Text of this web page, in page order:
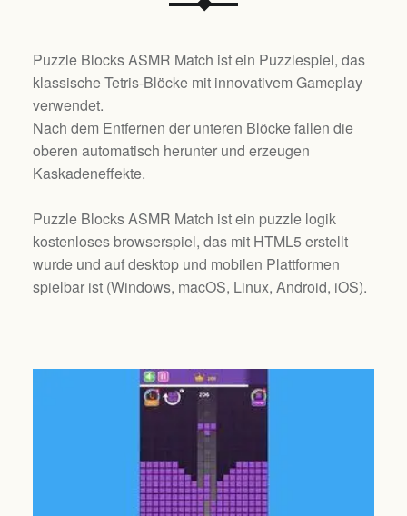
Puzzle Blocks ASMR Match ist ein Puzzlespiel, das
klassische Tetris-Blöcke mit innovativem Gameplay
verwendet.
Nach dem Entfernen der unteren Blöcke fallen die
oberen automatisch herunter und erzeugen
Kaskadeneffekte.
Puzzle Blocks ASMR Match ist ein puzzle logik
kostenloses browserspiel, das mit HTML5 erstellt
wurde und auf desktop und mobilen Plattformen
spielbar ist (Windows, macOS, Linux, Android, iOS).